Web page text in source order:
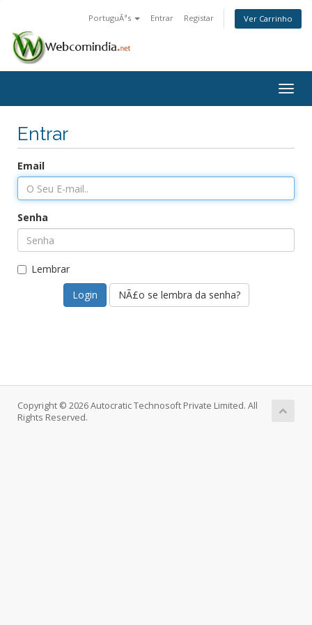
PortuguÃªs Entrar Registar Ver Carrinho
Entrar
Email
Senha
Lembrar
NÃ£o se lembra da senha?
Copyright © 2026 Autocratic Technosoft Private Limited. All
Rights Reserved.